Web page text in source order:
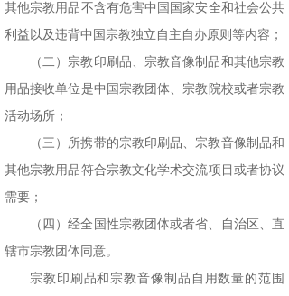
其他宗教用品不含有危害中国国家安全和社会公共
利益以及违背中国宗教独立自主自办原则等内容；
（二）宗教印刷品、宗教音像制品和其他宗教
用品接收单位是中国宗教团体、宗教院校或者宗教
活动场所；
（三）所携带的宗教印刷品、宗教音像制品和
其他宗教用品符合宗教文化学术交流项目或者协议
需要；
（四）经全国性宗教团体或者省、自治区、直
辖市宗教团体同意。
宗教印刷品和宗教音像制品自用数量的范围